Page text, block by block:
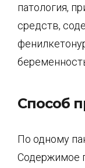
патология,
средств,
Способ
По одному
Содержимое